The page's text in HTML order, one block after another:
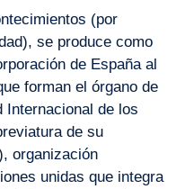
(por
se produce como
de España al
forman el órgano de
Internacional de los
de su
organización
unidas que integra